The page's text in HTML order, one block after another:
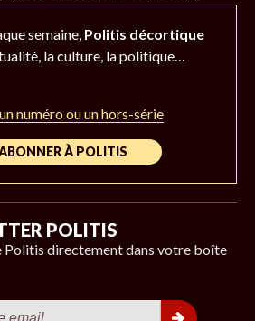
semaine, Politis décortique
la culture, la politique…
numéro ou un hors-série
À POLITIS
POLITIS
Politis directement dans votre boîte